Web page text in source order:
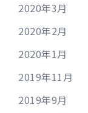
2020年3月
2020年2月
2020年1月
2019年11月
2019年9月